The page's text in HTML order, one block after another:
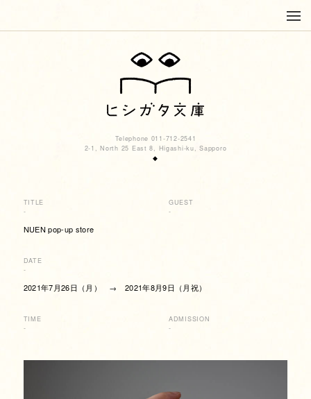
Telephone 011-712-2541
2-1, North 25 East 8, Higashi-ku, Sapporo
◆
TITLE
-
NUEN pop-up store
GUEST
-
DATE
-
2021年7月26日（月） → 2021年8月9日（月祝）
TIME
-
ADMISSION
-